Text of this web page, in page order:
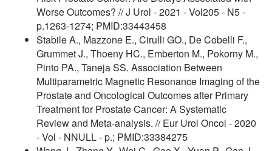
Worse Outcomes? // J Urol - 2021 - Vol205 - N5 -
p.1263-1274; PMID:33443458
Stabile A., Mazzone E., Cirulli GO., De Cobelli F.,
Grummet J., Thoeny HC., Emberton M., Pokorny M.,
Pinto PA., Taneja SS. Association Between
Multiparametric Magnetic Resonance Imaging of the
Prostate and Oncological Outcomes after Primary
Treatment for Prostate Cancer: A Systematic
Review and Meta-analysis. // Eur Urol Oncol - 2020
- Vol - NNULL - p.; PMID:33384275